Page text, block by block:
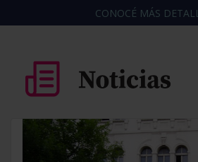
CONOCÉ MÁS